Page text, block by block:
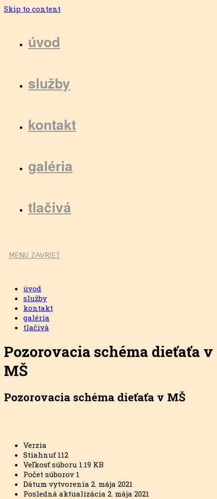
Skip to content
úvod
služby
kontakt
galéria
tlačivá
MENU ZAVRIEŤ
úvod
služby
kontakt
galéria
tlačivá
Pozorovacia schéma dieťaťa v
MŠ
Pozorovacia schéma dieťaťa v MŠ
Verzia
Stiahnuť 112
Veľkosť súboru 1.19 KB
Počet súborov 1
Dátum vytvorenia 2. mája 2021
Posledná aktualizácia 2. mája 2021